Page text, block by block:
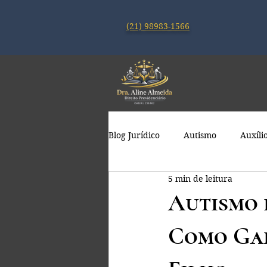
(21) 98983-1566
Blog Jurídico Autismo
Autismo
Como
5 min de leitura